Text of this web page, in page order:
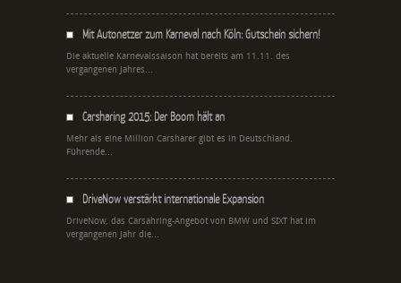
Mit Autonetzer zum Karneval nach Köln: Gutschein sichern!
Die aktuelle Karnevalssaison hat bereits am 11.11. des
vergangenen Jahres...
Carsharing 2015: Der Boom hält an
Mehr als eine Million Carsharer gibt es in Deutschland.
Führende...
DriveNow verstärkt internationale Expansion
DriveNow, das Carsahring-Angebot von BMW und SIXT hat im
vergangenen Jahr die...